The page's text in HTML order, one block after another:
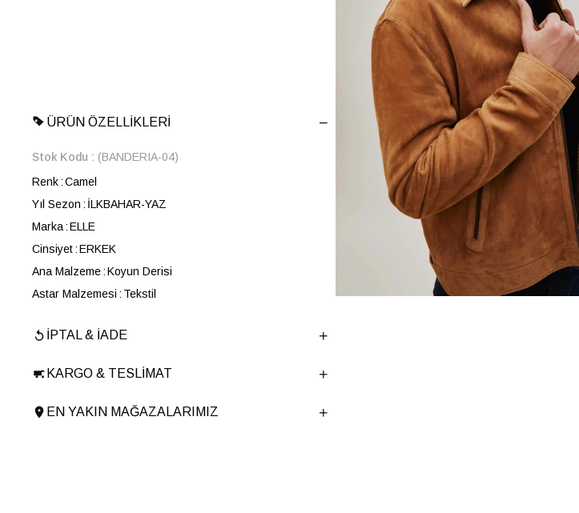
ÜRÜN ÖZELLIKLERI
Stok Kodu
(BANDERIA-04)
Renk Camel
Yıl Sezon
İLKBAHAR-YAZ
Marka ELLE
Cinsiyet ERKEK
Ana Malzeme Koyun Derisi
Astar Malzemesi
Tekstil
Ürün Grubu DERİ CEKET
İPTAL & İADE
KARGO & TESLIMAT
EN YAKIN MAĞAZALARIMIZ